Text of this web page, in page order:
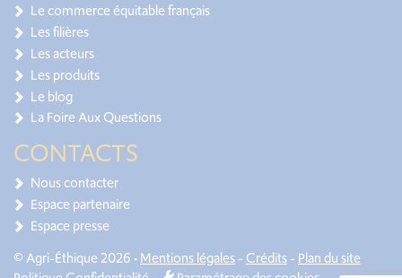
Le commerce équitable français
Les filières
Les acteurs
Les produits
Le blog
La Foire Aux Questions
CONTACTS
Nous contacter
Espace partenaire
Espace presse
© Agri-Éthique 2026 •Mentions légales- Crédits- Plan du site